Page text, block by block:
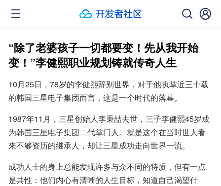
“除了老婆孩子一切都要变！先从我开始
变！”李健熙职业规划铸就传奇人生
10月25日，78岁的李健熙辞别世界，对于他执掌近三十载
的韩国三星电子集团而言，这是一个时代的落幕。
1987年11月，三星创始人李秉喆去世，三子李健熙45岁成
为韩国三星电子集团二代掌门人。就是这个在当时世人看
来不够资历的继承人，却让三星成功走向世界一流。
成功人士的身上总能发现许多与众不同的特质，但有一点
是共性：他们内心有清晰的人生目标，知道自己渴望什